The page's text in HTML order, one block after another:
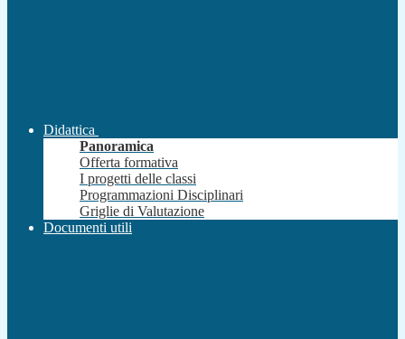
Didattica
Panoramica
Offerta formativa
I progetti delle classi
Programmazioni Disciplinari
Griglie di Valutazione
Documenti utili